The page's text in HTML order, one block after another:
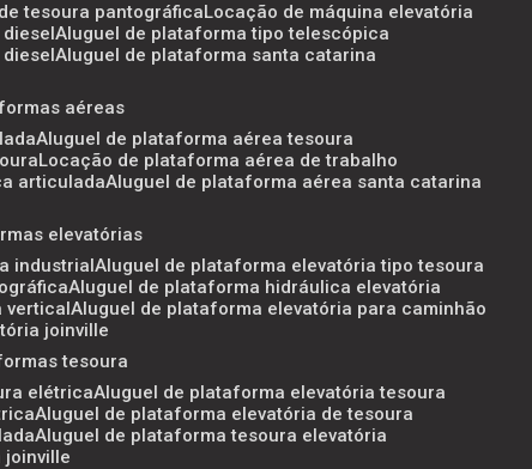
de tesoura pantográfica locação de máquina elevatória
diesel aluguel de plataforma tipo telescópica
diesel aluguel de plataforma santa catarina
aéreas
aluguel de plataforma aérea tesoura
locação de plataforma aérea de trabalho
articulada aluguel de plataforma aérea santa catarina
elevatórias
industrial aluguel de plataforma elevatória tipo tesoura
aluguel de plataforma hidráulica elevatória
vertical aluguel de plataforma elevatória para caminhão
joinville
tesoura
elétrica aluguel de plataforma elevatória tesoura
aluguel de plataforma elevatória de tesoura
aluguel de plataforma tesoura elevatória
joinville